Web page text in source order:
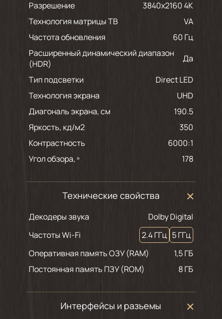
Разрешение
3840x2160 4K
Технология матрицы ТВ
VA
Частота обновления
60 Гц
Расширенный динамический диапазон
(HDR)
Да
Тип подсветки
Direct LED
Технология экрана
UHD
Диагональ экрана, см
190.5
Яркость, кд/м2
350
Контрастность
6000:1
Угол обзора, º
178
Технические свойства
Декодеры звука
Dolby Digital
Частоты Wi-Fi
2.4 ГГц 5 ГГц
Оперативная память ОЗУ (RAM)
1,5 ГБ
Постоянная память ПЗУ (ROM)
8 ГБ
Интерфейсы и разъемы